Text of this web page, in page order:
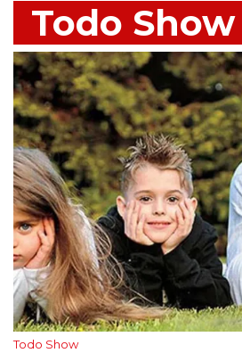
Todo Show
Todo Show